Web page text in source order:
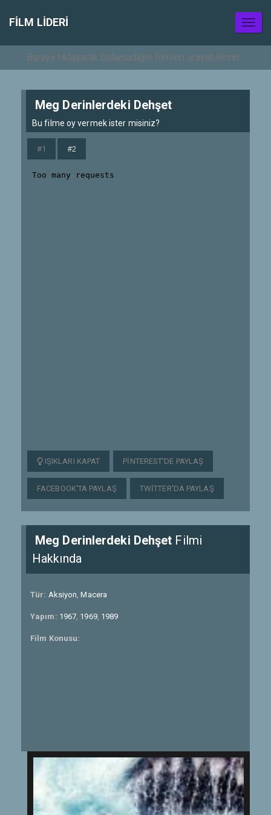
FILM LIDERI
Meg Derinlerdeki Dehşet
Bu filme oy vermek ister misiniz?
#1 #2
IŞIKLARI KAPAT PINTEREST'DE PAYLAŞ
FACEBOOK'TA PAYLAŞ TWITTER'DA PAYLAŞ
Meg Derinlerdeki Dehşet Filmi
Hakkında
Tür: Aksiyon,Macera
Yapım: 1967, 1969, 1989
Film Konusu: